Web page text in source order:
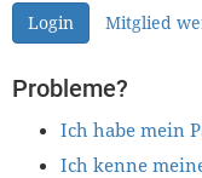
Login Mitglied
Probleme?
Ich habe mein
Ich kenne